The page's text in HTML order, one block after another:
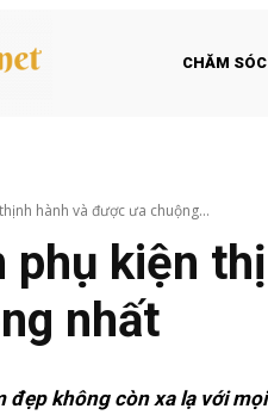
CHĂM
hành và được ưa chuộng...
phụ kiện
nhất
đẹp không còn xa lạ với